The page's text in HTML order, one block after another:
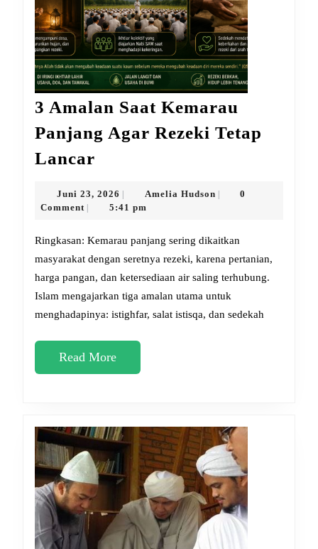
3 Amalan Saat Kemarau
Panjang Agar Rezeki Tetap
Lancar
Saat
Kemarau
Panjang
Agar
Rezeki
Tetap
Lancar
Juni 23, 2026 Juni
23,
Amelia HudsonAmelia
0
Comment
5:41 pm
Ringkasan: Kemarau panjang sering dikaitkan
masyarakat dengan seretnya rezeki, karena pertanian,
harga pangan, dan ketersediaan air saling terhubung.
Islam mengajarkan tiga amalan utama untuk
menghadapinya: istighfar, salat istisqa, dan sedekah
Read MoreRead
More